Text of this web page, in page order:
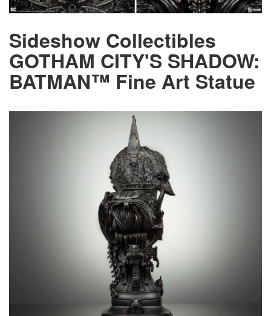
Sideshow Collectibles
GOTHAM CITY'S SHADOW:
BATMAN™ Fine Art Statue